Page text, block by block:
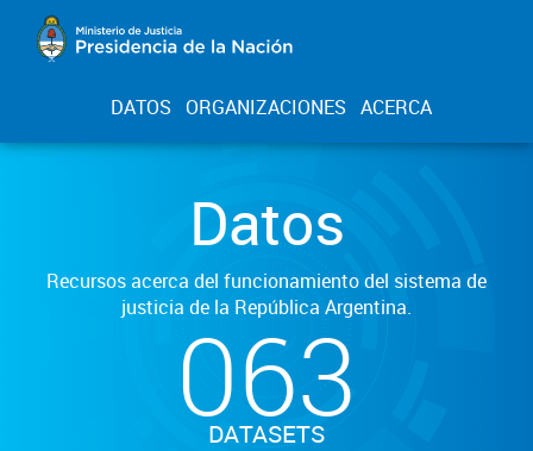
DATOS ORGANIZACIONES ACERCA
Datos
Recursos acerca del funcionamiento del sistema de
justicia de la República Argentina.
063
DATASETS